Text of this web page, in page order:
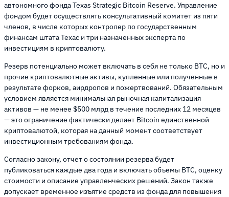
автономного фонда Texas Strategic Bitcoin Reserve. Управление
фондом будет осуществлять консультативный комитет из пяти
членов, в числе которых контролер по государственным
финансам штата Техас и три назначенных эксперта по
инвестициям в криптовалюту.
Резерв потенциально может включать в себя не только BTC, но и
прочие криптовалютные активы, купленные или полученные в
результате форков, аирдропов и пожертвований. Обязательным
условием является минимальная рыночная капитализация
активов — не менее $500 млрд в течение последних 12 месяцев
— это ограничение фактически делает Bitcoin единственной
криптовалютой, которая на данный момент соответствует
инвестиционным требованиям фонда.
Согласно закону, отчет о состоянии резерва будет
публиковаться каждые два года и включать объемы BTC, оценку
стоимости и описание управленческих решений. Закон также
допускает временное изъятие средств из фонда для повышения